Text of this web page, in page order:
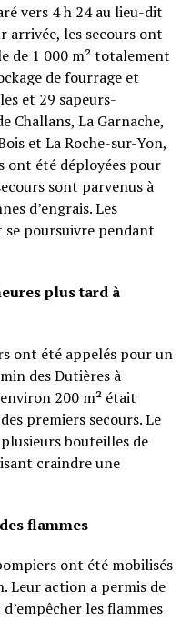
vers 4 h 24 au lieu-dit
arrivée, les secours ont
de 1 000 m² totalement
de fourrage et
et 29 sapeurs-
Challans, La Garnache,
et La Roche-sur-Yon,
ont été déployées pour
sont parvenus à
d’engrais. Les
se poursuivre pendant
plus tard à
ont été appelés pour un
des Dutières à
200 m² était
premiers secours. Le
bouteilles de
craindre une
flammes
ont été mobilisés
Leur action a permis de
les flammes